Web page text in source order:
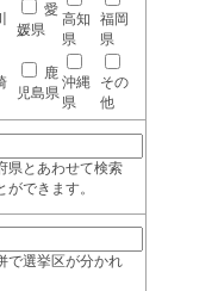
愛
媛県
高知
県
福岡
県
鹿
児島県
沖縄
県
その
他
県とあわせて検索
できます。
で選挙区が分かれ